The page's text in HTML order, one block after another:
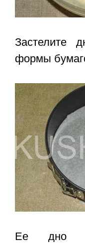
Застелите
формы
Ее дно и